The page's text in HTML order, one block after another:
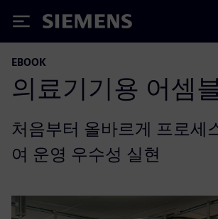
Siemens
EBOOK
의료기기용 어셈
처음부터 올바르게 프로세
여 운영 우수성 실현